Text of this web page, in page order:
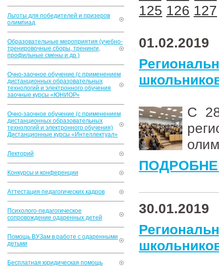
Льготы для победителей и призеров
олимпиад
Образовательные мероприятия (учебно-
тренировочные сборы, тренинги,
профильные смены и др.)
Очно-заочное обучение (с применением
дистанционных образовательных
технологий и электронного обучения
заочные курсы «ЮНИОР»
Очно-заочное обучение (с применением
дистанционных образовательных
технологий и электронного обучения)
Дистанционные курсы «Интеллектуал»
Лекторий
Конкурсы и конференции
Аттестация педагогических кадров
Психолого-педагогическое
сопровождение одаренных детей
Помощь ВУЗам в работе с одаренными
детьми
Бесплатная юридическая помощь
125 126 127
01.02.2019
С
30.01.2019